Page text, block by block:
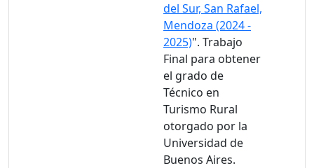
del Sur, San Rafael,
Mendoza (2024 -
2025)". Trabajo
Final para obtener
el grado de
Técnico en
Turismo Rural
otorgado por la
Universidad de
Buenos Aires.